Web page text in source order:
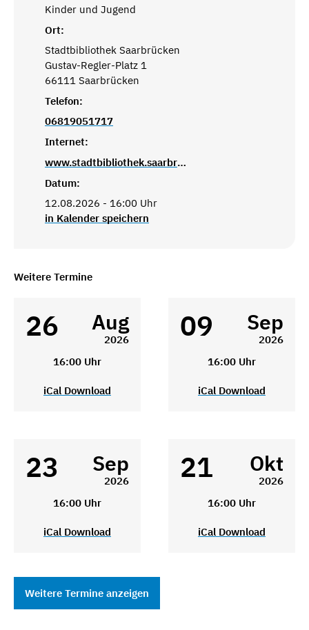
Kinder und Jugend
Ort:
Stadtbibliothek Saarbrücken
Gustav-Regler-Platz 1
66111 Saarbrücken
Telefon:
06819051717
Internet:
www.stadtbibliothek.saarbruecken.de
Datum:
12.08.2026 - 16:00 Uhr
in Kalender speichern
Weitere Termine
26 Aug
2026
16:00 Uhr
iCal Download
09 Sep
2026
16:00 Uhr
iCal Download
23 Sep
2026
16:00 Uhr
iCal Download
21 Okt
2026
16:00 Uhr
iCal Download
Weitere Termine anzeigen